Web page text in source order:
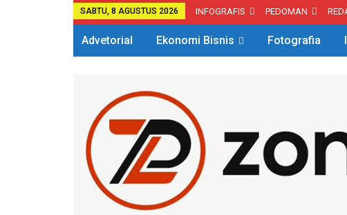
SABTU, 8 AGUSTUS 2026 INFOGRAFIS PEDOMAN
Advetorial Ekonomi Bisnis Fotografia